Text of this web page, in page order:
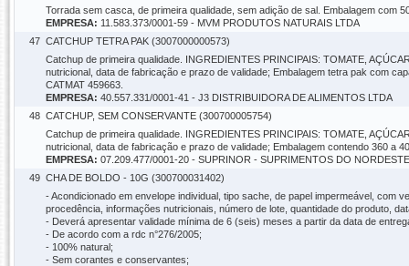
Torrada sem casca, de primeira qualidade, sem adição de sal. Embalagem com
EMPRESA: 11.583.373/0001-59 - MVM PRODUTOS NATURAIS LTDA
47 CATCHUP TETRA PAK (3007000000573)
Catchup de primeira qualidade. INGREDIENTES PRINCIPAIS: TOMATE,
nutricional, data de fabricação e prazo de validade; Embalagem tetra pak com
CATMAT 459663.
EMPRESA: 40.557.331/0001-41 - J3 DISTRIBUIDORA DE ALIMENTOS LTDA
48 CATCHUP, SEM CONSERVANTE (300700005754)
Catchup de primeira qualidade. INGREDIENTES PRINCIPAIS: TOMATE,
nutricional, data de fabricação e prazo de validade; Embalagem contendo 360 a
EMPRESA: 07.209.477/0001-20 - SUPRINOR - SUPRIMENTOS DO
49 CHA DE BOLDO - 10G (300700031402)
- Acondicionado em envelope individual, tipo sache, de papel impermeável, com
procedência, informações nutricionais, número de lote, quantidade do produto,
- Deverá apresentar validade mínima de 6 (seis) meses a partir da data de
- De acordo com a rdc n°276/2005;
- 100% natural;
- Sem corantes e conservantes;